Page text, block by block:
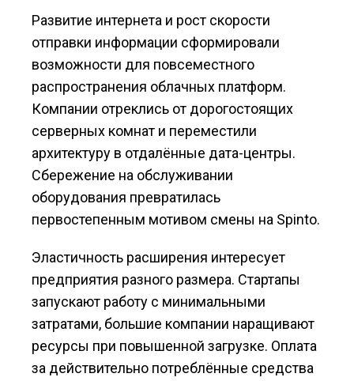
Развитие интернета и рост скорости
отправки информации сформировали
возможности для повсеместного
распространения облачных платформ.
Компании отреклись от дорогостоящих
серверных комнат и переместили
архитектуру в отдалённые дата-центры.
Сбережение на обслуживании
оборудования превратилась
первостепенным мотивом смены на Spinto.
Эластичность расширения интересует
предприятия разного размера. Стартапы
запускают работу с минимальными
затратами, большие компании наращивают
ресурсы при повышенной загрузке. Оплата
за действительно потреблённые средства